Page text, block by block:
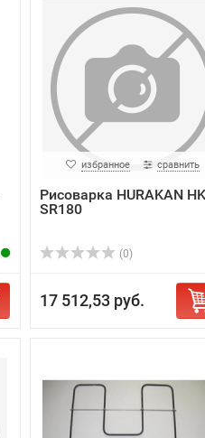
избранное сравнить
Рисоварка HURAKAN
SR180
(0)
17 512,53 руб.